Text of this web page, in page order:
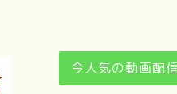
今人気の動画配